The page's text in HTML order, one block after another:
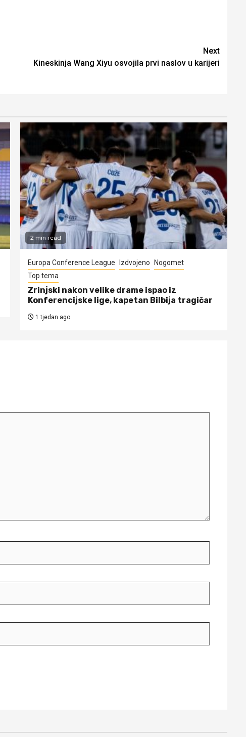
Next
Kineskinja Wang Xiyu osvojila prvi naslov u karijeri
2 min read
Europa Conference League Izdvojeno
Nogomet
Top tema
Zrinjski nakon velike drame ispao iz
Konferencijske lige, kapetan Bilbija tragičar
1 tjedan ago